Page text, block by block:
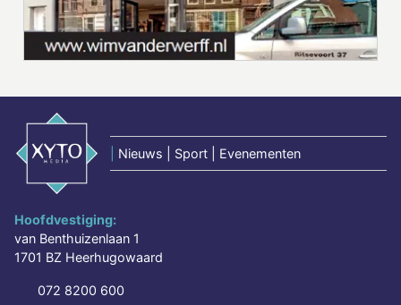
Nieuws | Sport | Evenementen
Hoofdvestiging:
van Benthuizenlaan 1
1701 BZ Heerhugowaard
072 8200 600